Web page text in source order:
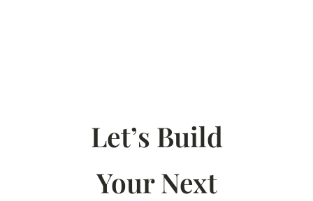
Let’s Build
Your Next